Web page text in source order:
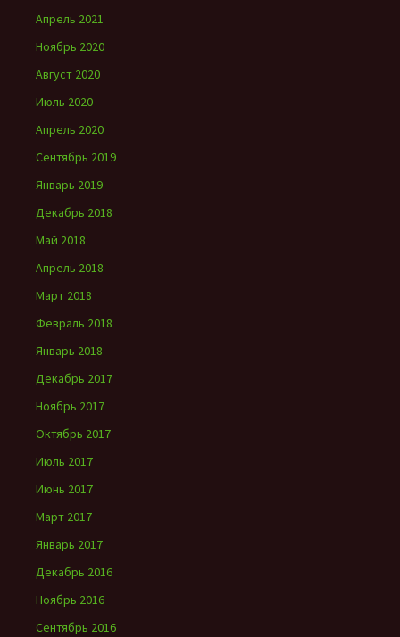
Апрель 2021
Ноябрь 2020
Август 2020
Июль 2020
Апрель 2020
Сентябрь 2019
Январь 2019
Декабрь 2018
Май 2018
Апрель 2018
Март 2018
Февраль 2018
Январь 2018
Декабрь 2017
Ноябрь 2017
Октябрь 2017
Июль 2017
Июнь 2017
Март 2017
Январь 2017
Декабрь 2016
Ноябрь 2016
Сентябрь 2016